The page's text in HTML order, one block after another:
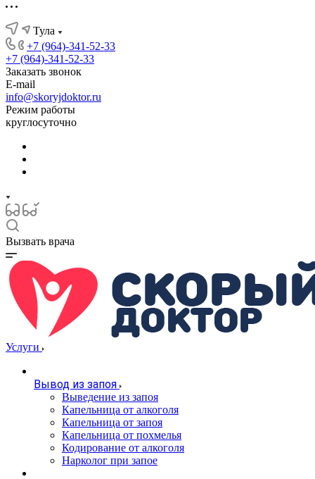
Тула
+7 (964)-341-52-33
+7 (964)-341-52-33
Заказать звонок
E-mail
info@skoryjdoktor.ru
Режим работы
круглосуточно
Вызвать врача
Услуги
Вывод из запоя
Выведение из запоя
Капельница от алкоголя
Капельница от запоя
Капельница от похмелья
Кодирование от алкоголя
Нарколог при запое